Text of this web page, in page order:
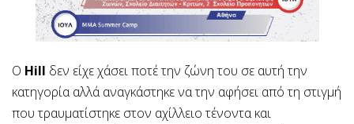
O Hill δεν είχε χάσει ποτέ την ζώνη του σε αυτή την
κατηγορία αλλά αναγκάστηκε να την αφήσει από τη στιγμή
που τραυματίστηκε στον αχίλλειο τένοντα και